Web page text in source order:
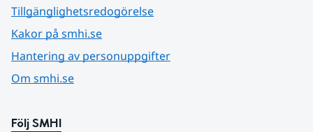
Tillgänglighetsredogörelse
Kakor på smhi.se
Hantering av personuppgifter
Om smhi.se
Följ SMHI